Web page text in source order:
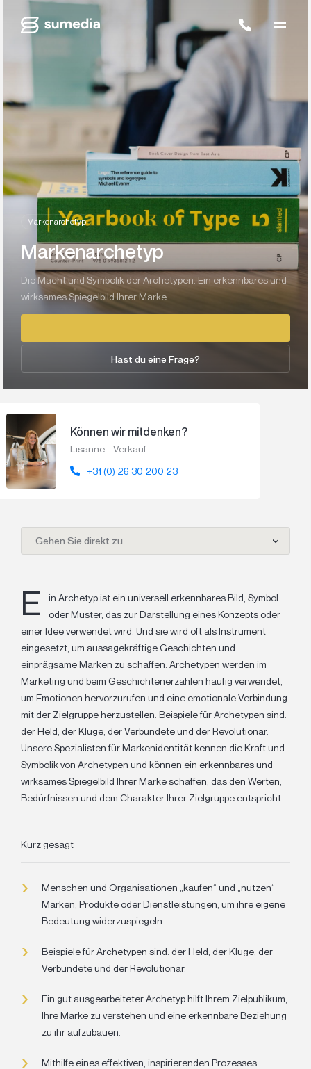
Markenarchetyp
Markenarchetyp
Die Macht und Symbolik der Archetypen. Ein erkennbares und
wirksames Spiegelbild Ihrer Marke.
Hast du eine Frage?
Können wir mitdenken?
Lisanne - Verkauf
+31 (0) 26 30 200 23
Gehen Sie direkt zu
E
in Archetyp ist ein universell erkennbares Bild, Symbol
oder Muster, das zur Darstellung eines Konzepts oder
einer Idee verwendet wird. Und sie wird oft als Instrument
eingesetzt, um aussagekräftige Geschichten und
einprägsame Marken zu schaffen. Archetypen werden im
Marketing und beim Geschichtenerzählen häufig verwendet,
um Emotionen hervorzurufen und eine emotionale Verbindung
mit der Zielgruppe herzustellen. Beispiele für Archetypen sind:
der Held, der Kluge, der Verbündete und der Revolutionär.
Unsere Spezialisten für Markenidentität kennen die Kraft und
Symbolik von Archetypen und können ein erkennbares und
wirksames Spiegelbild Ihrer Marke schaffen, das den Werten,
Bedürfnissen und dem Charakter Ihrer Zielgruppe entspricht.
Kurz gesagt
Menschen und Organisationen „kaufen“ und „nutzen“
Marken, Produkte oder Dienstleistungen, um ihre eigene
Bedeutung widerzuspiegeln.
Beispiele für Archetypen sind: der Held, der Kluge, der
Verbündete und der Revolutionär.
Ein gut ausgearbeiteter Archetyp hilft Ihrem Zielpublikum,
Ihre Marke zu verstehen und eine erkennbare Beziehung
zu ihr aufzubauen.
Mithilfe eines effektiven, inspirierenden Prozesses